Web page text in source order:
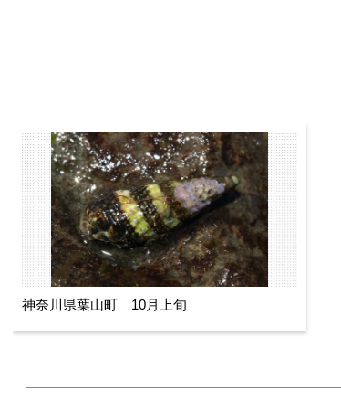
神奈川県葉山町 10月上旬